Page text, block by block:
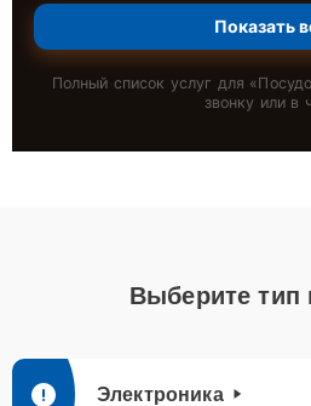
Показать
Полный список услуг для «
звонку или в
Выберите тип
Электроника